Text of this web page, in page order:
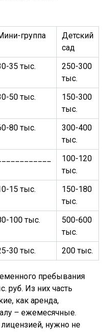
группа
Детский
сад
35 тыс.
250-300
тыс.
50 тыс.
150-300
тыс.
80 тыс.
300-400
тыс.
100-120
тыс.
15 тыс.
150-180
тыс.
100 тыс.
500-600
тыс.
30 тыс. 200 тыс.
пребывания
руб. Из них часть
как аренда,
– ежемесячные.
нужно не